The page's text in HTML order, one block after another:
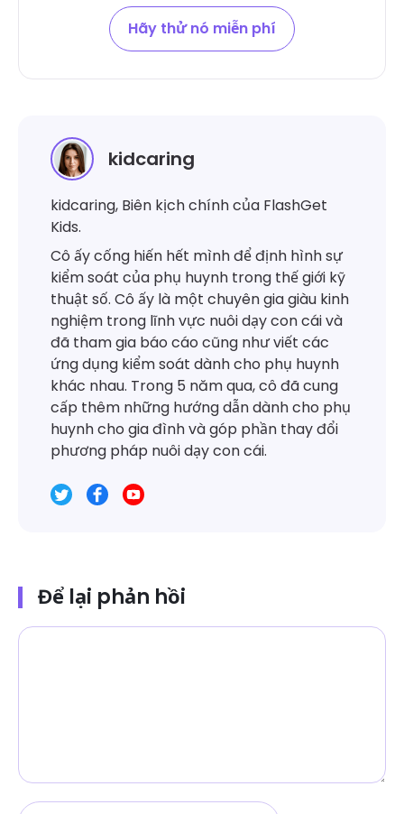
Hãy thử nó miễn phí
kidcaring
kidcaring, Biên kịch chính của FlashGet
Kids.
Cô ấy cống hiến hết mình để định hình sự
kiểm soát của phụ huynh trong thế giới kỹ
thuật số. Cô ấy là một chuyên gia giàu kinh
nghiệm trong lĩnh vực nuôi dạy con cái và
đã tham gia báo cáo cũng như viết các
ứng dụng kiểm soát dành cho phụ huynh
khác nhau. Trong 5 năm qua, cô đã cung
cấp thêm những hướng dẫn dành cho phụ
huynh cho gia đình và góp phần thay đổi
phương pháp nuôi dạy con cái.
Để lại phản hồi